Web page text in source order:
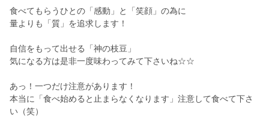
食べてもらうひとの「感動」と「笑顔」の為に
量よりも「質」を追求します！
自信をもって出せる「神の枝豆」
気になる方は是非一度味わってみて下さいね☆☆
あっ！一つだけ注意があります！
本当に「食べ始めると止まらなくなります」注意して食べて下さ
い（笑）